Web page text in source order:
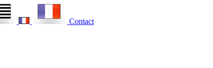
Contact